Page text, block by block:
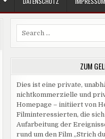
ZUM
Dies ist eine private,
nichtkommerzielle und
Homepage – initiiert von
Filminteressierten, die
Aufarbeitung der
rund um den Film „Strich